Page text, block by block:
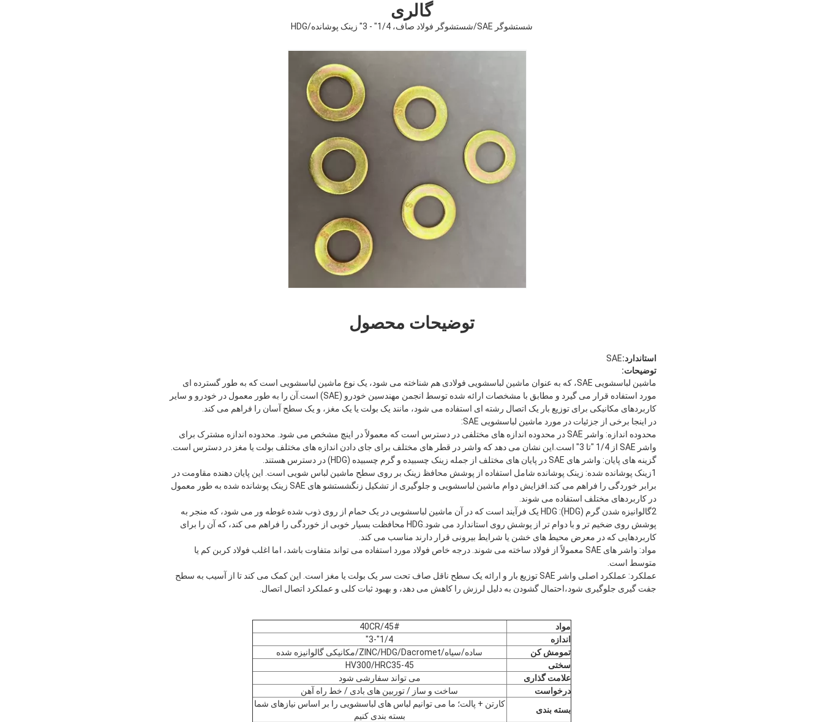
گالری
شستشوگر SAE/شستشوگر فولاد صاف، 1/4" - 3" زینک پوشانده/HDG
توضیحات محصول
استاندارد:SAE
توضیحات:
ماشین لباسشویی SAE، که به عنوان ماشین لباسشویی فولادی هم شناخته می شود، یک نوع ماشین لباسشویی است که به طور گسترده ای
مورد استفاده قرار می گیرد و مطابق با مشخصات ارائه شده توسط انجمن مهندسین خودرو (SAE) است.آن را به طور معمول در خودرو و سایر
کاربردهای مکانیکی برای توزیع بار یک اتصال رشته ای استفاده می شود، مانند یک بولت یا یک مغز، و یک سطح آسان را فراهم می کند.
در اینجا برخی از جزئیات در مورد ماشین لباسشویی SAE:
محدوده اندازه: واشر SAE در محدوده اندازه های مختلفی در دسترس است که معمولاً در اینچ مشخص می شود. محدوده اندازه مشترک برای
واشر SAE از 1/4 "تا 3" است.این نشان می دهد که واشر در قطر های مختلف برای جای دادن اندازه های مختلف بولت یا مغز در دسترس است.
گزینه های پایان: واشر های SAE در پایان های مختلف از جمله زینک چسبیده و گرم چسبیده (HDG) در دسترس هستند.
1زینک پوشانده شده: زینک پوشانده شامل استفاده از پوشش محافظ زینک بر روی سطح ماشین لباس شویی است. این پایان دهنده مقاومت در
برابر خوردگی را فراهم می کند.افزایش دوام ماشین لباسشویی و جلوگیری از تشکیل زنگشستشو های SAE زینک پوشانده شده به طور معمول
در کاربردهای مختلف استفاده می شوند.
2گالوانیزه شدن گرم (HDG): HDG یک فرآیند است که در آن ماشین لباسشویی در یک حمام از روی ذوب شده غوطه ور می شود، که منجر به
پوشش روی ضخیم تر و با دوام تر از پوشش روی استاندارد می شود.HDG محافظت بسیار خوبی از خوردگی را فراهم می کند، که آن را برای
کاربردهایی که در معرض محیط های خشن یا شرایط بیرونی قرار دارند مناسب می کند.
مواد: واشر های SAE معمولاً از فولاد ساخته می شوند. درجه خاص فولاد مورد استفاده می تواند متفاوت باشد، اما اغلب فولاد کربن کم یا
متوسط است.
عملکرد: عملکرد اصلی واشر SAE توزیع بار و ارائه یک سطح ناقل صاف تحت سر یک بولت یا مغز است. این کمک می کند تا از آسیب به سطح
جفت گیری جلوگیری شود،احتمال گشودن به دلیل لرزش را کاهش می دهد، و بهبود ثبات کلی و عملکرد اتصال اتصال.
مواد
45#/40CR
اندازه
1/4"-3"
تمومش کن
ساده/سیاه/ZINC/HDG/Dacromet/مکانیکی گالوانیزه شده
سختی
HV300/HRC35-45
علامت گذاری
می تواند سفارشی شود
درخواست
ساخت و ساز / توربین های بادی / خط راه آهن
بسته بندی
کارتن + پالت؛ ما می توانیم لباس های لباسشویی را بر اساس نیازهای شما
بسته بندی کنیم